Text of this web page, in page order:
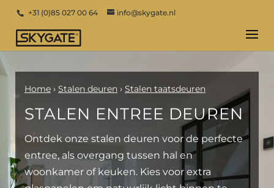
+31 (0)85 027 00 64 info@skygate.nl
Home › Stalen deuren › Stalen taatsdeuren
STALEN ENTREE DEUREN
Ontdek onze stalen deuren voor de perfecte
entree, als overgang tussen hal en
woonkamer of keuken. Kies voor extra